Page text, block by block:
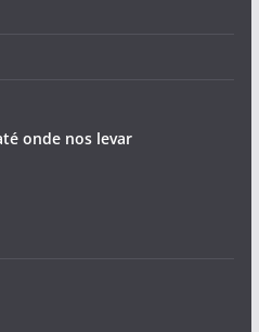
onde nos levar